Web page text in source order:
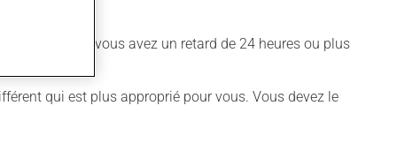
Si vous avez un retard de 24 heures ou plus
qui est plus approprié pour vous. Vous devez le